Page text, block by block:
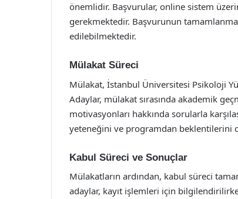
önemlidir. Başvurular, online sistem
gerekmektedir. Başvurunun
edilebilmektedir.
Mülakat Süreci
Mülakat, İstanbul Üniversitesi Psikoloji
Adaylar, mülakat sırasında akademik
motivasyonları hakkında sorularla
yeteneğini ve programdan beklentilerini
Kabul Süreci ve Sonuçlar
Mülakatların ardından, kabul süreci
adaylar, kayıt işlemleri için